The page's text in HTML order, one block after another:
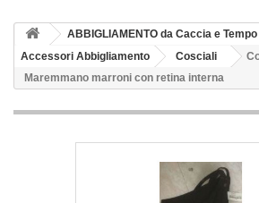
ABBIGLIAMENTO da Caccia e
Accessori Abbigliamento
Cosciali
Maremmano marroni con retina interna